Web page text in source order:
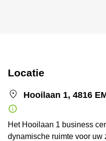
Locatie
Hooilaan 1, 4816
Het Hooilaan 1 business
dynamische ruimte voor uw